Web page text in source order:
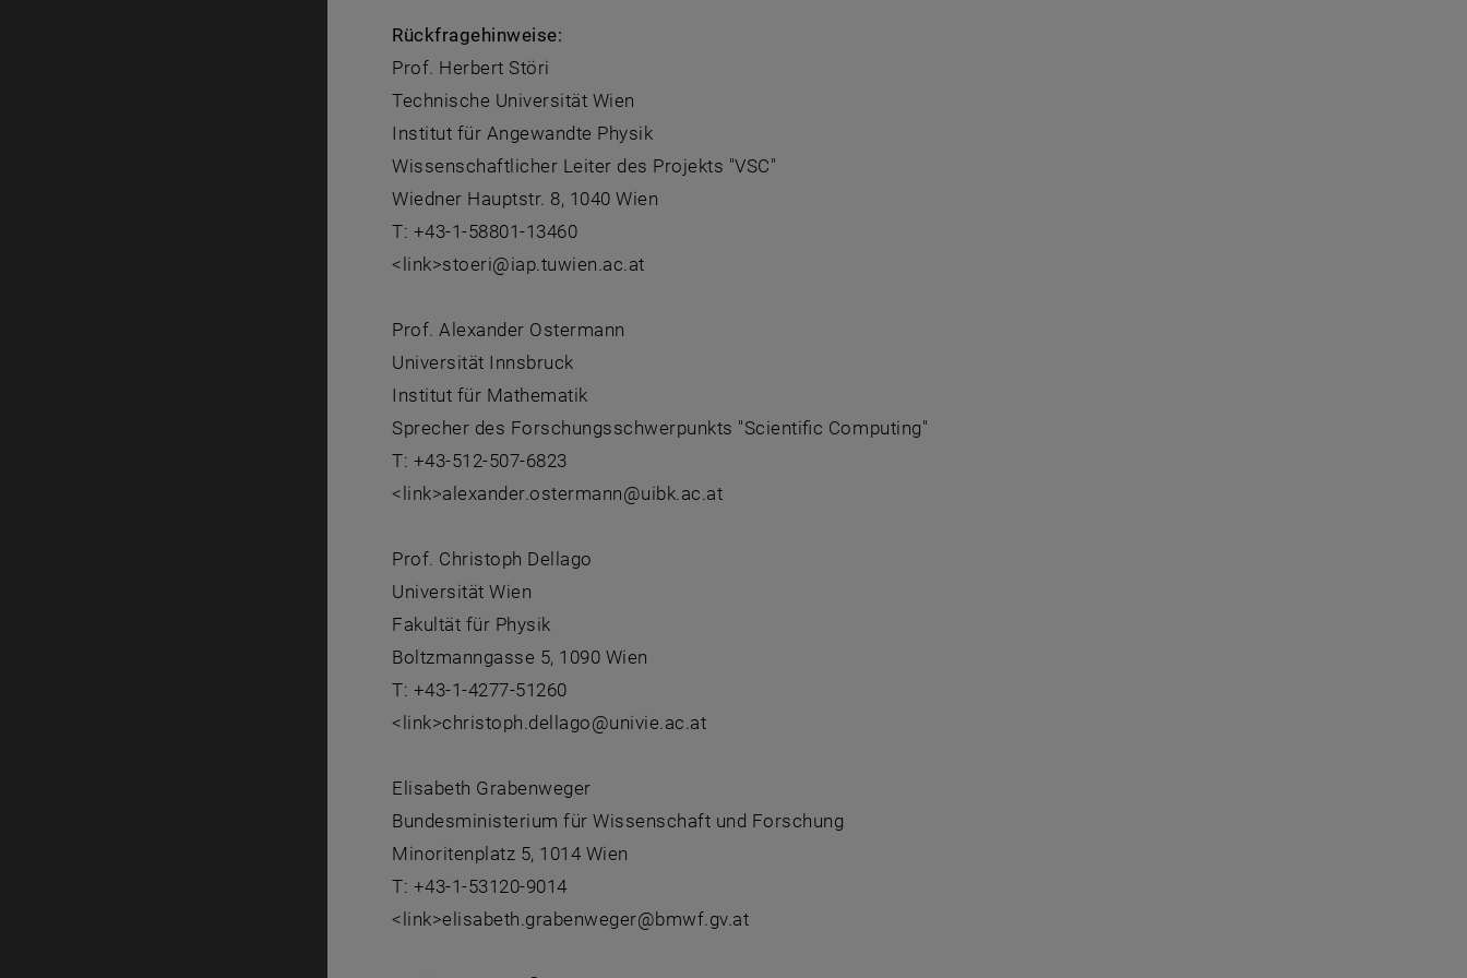
Rückfragehinweise:
Prof. Herbert Störi
Technische Universität Wien
Institut für Angewandte Physik
Wissenschaftlicher Leiter des Projekts "VSC"
Wiedner Hauptstr. 8, 1040 Wien
T: +43-1-58801-13460
<link>stoeri@iap.tuwien.ac.at
Prof. Alexander Ostermann
Universität Innsbruck
Institut für Mathematik
Sprecher des Forschungsschwerpunkts "Scientific Computing"
T: +43-512-507-6823
<link>alexander.ostermann@uibk.ac.at
Prof. Christoph Dellago
Universität Wien
Fakultät für Physik
Boltzmanngasse 5, 1090 Wien
T: +43-1-4277-51260
<link>christoph.dellago@univie.ac.at
Elisabeth Grabenweger
Bundesministerium für Wissenschaft und Forschung
Minoritenplatz 5, 1014 Wien
T: +43-1-53120-9014
<link>elisabeth.grabenweger@bmwf.gv.at